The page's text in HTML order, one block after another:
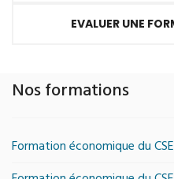
EVALUER UNE
Nos formations
Formation économique du